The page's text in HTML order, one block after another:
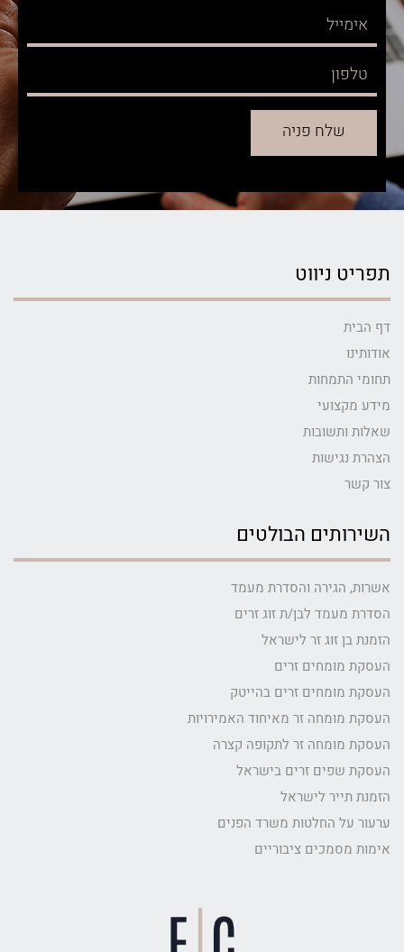
תפריט ניווט
דף הבית
אודותינו
תחומי התמחות
מידע מקצועי
שאלות ותשובות
הצהרת נגישות
צור קשר
השירותים הבולטים
אשרות, הגירה והסדרת מעמד
הסדרת מעמד לבן/ת זוג זרים
הזמנת בן זוג זר לישראל
העסקת מומחים זרים
העסקת מומחים זרים בהייטק
העסקת מומחה זר מאיחוד האמירויות
העסקת מומחה זר לתקופה קצרה
העסקת שפים זרים בישראל
הזמנת תייר לישראל
ערעור על החלטות משרד הפנים
אימות מסמכים ציבוריים